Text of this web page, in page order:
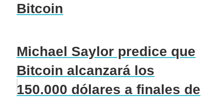
Bitcoin
Michael Saylor predice que
Bitcoin alcanzará los
150.000 dólares a finales de